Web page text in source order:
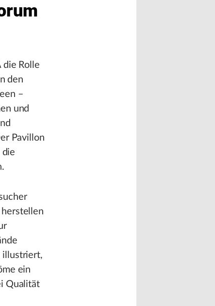
Rolle
den
–
und
Pavillon
die
illustriert,
ein
Qualität